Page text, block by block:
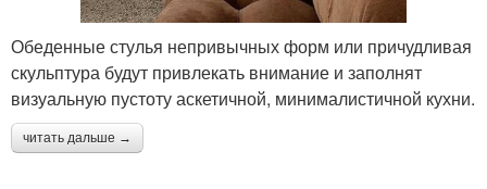
Обеденные стулья непривычных форм или причудливая
скульптура будут привлекать внимание и заполнят
визуальную пустоту аскетичной, минималистичной кухни.
читать дальше →